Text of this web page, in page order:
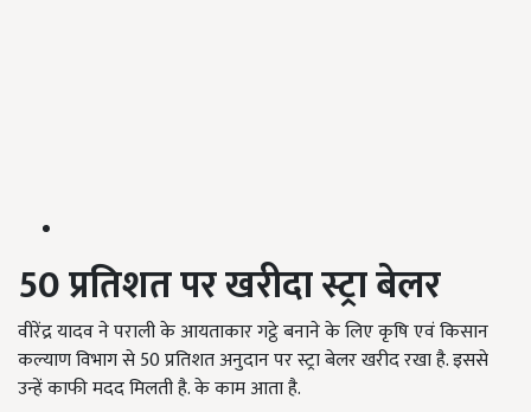
50प्रतिशत पर खरीदा स्ट्रा बेलर
वीरेंद्र यादव ने पराली के आयताकार गट्ठे बनाने के लिए कृषि एवं किसान
कल्याण विभाग से 50प्रतिशत अनुदान पर स्ट्रा बेलर खरीद रखा है. इससे
उन्हें काफी मदद मिलती है. के काम आता है.